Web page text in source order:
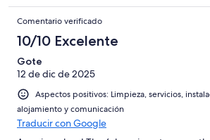
Comentario verificado
10/10 Excelente
Gote
12 de dic de 2025
Aspectos positivos: Limpieza, servicios,
alojamiento y comunicación
Traducir con Google